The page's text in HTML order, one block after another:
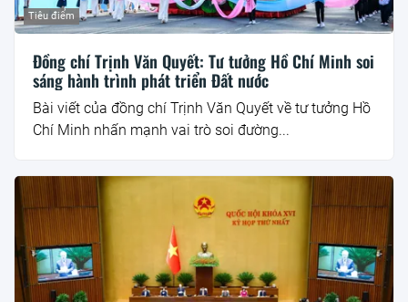
Tiêu điểm
Đồng chí Trịnh Văn Quyết: Tư tưởng Hồ Chí Minh soi
sáng hành trình phát triển Đất nước
Bài viết của đồng chí Trịnh Văn Quyết về tư tưởng Hồ
Chí Minh nhấn mạnh vai trò soi đường...